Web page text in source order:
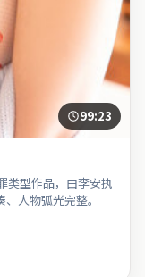
99:23
类型作品，由李安执
人物弧光完整。